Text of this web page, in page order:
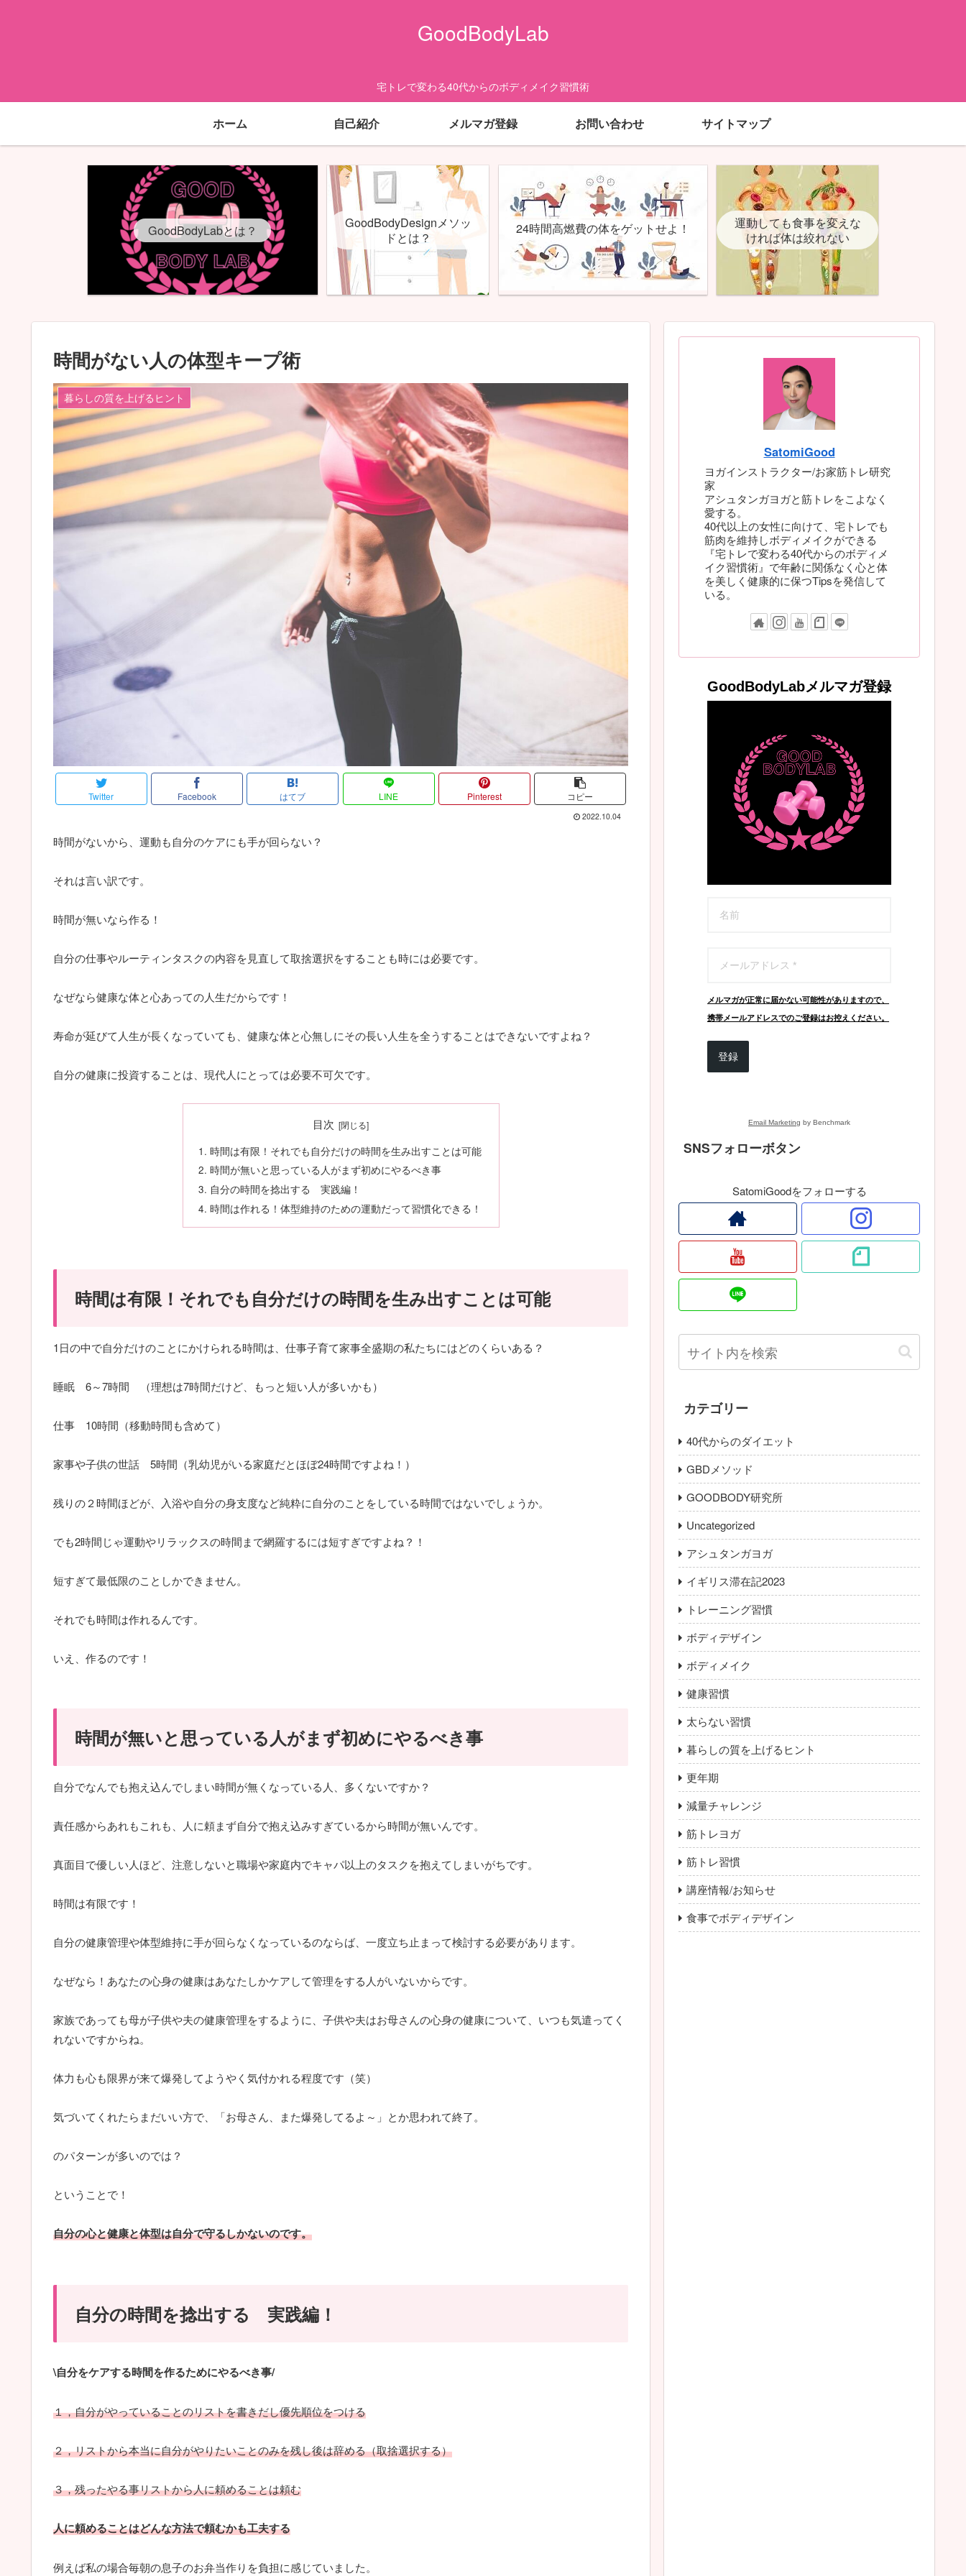
GoodBodyLab
宅トレで変わる40代からのボディメイク習慣術
ホーム 自己紹介 メルマガ登録 お問い合わせ サイトマップ
GoodBodyLabとは？
GoodBodyDesignメソッ
ドとは？
24時間高燃費の体をゲットせよ！
運動しても食事を変えな
ければ体は絞れない
時間がない人の体型キープ術
暮らしの質を上げるヒント
Twitter Facebook はてブ LINE Pinterest コピー
2022.10.04
時間がないから、運動も自分のケアにも手が回らない？
それは言い訳です。
時間が無いなら作る！
自分の仕事やルーティンタスクの内容を見直して取捨選択をすることも時には必要です。
なぜなら健康な体と心あっての人生だからです！
寿命が延びて人生が長くなっていても、健康な体と心無しにその長い人生を全うすることはできないですよね？
自分の健康に投資することは、現代人にとっては必要不可欠です。
目次
時間は有限！それでも自分だけの時間を生み出すことは可能
時間が無いと思っている人がまず初めにやるべき事
自分の時間を捻出する 実践編！
時間は作れる！体型維持のための運動だって習慣化できる！
時間は有限！それでも自分だけの時間を生み出すことは可能
1日の中で自分だけのことにかけられる時間は、仕事子育て家事全盛期の私たちにはどのくらいある？
睡眠 6～7時間 （理想は7時間だけど、もっと短い人が多いかも）
仕事 10時間（移動時間も含めて）
家事や子供の世話 5時間（乳幼児がいる家庭だとほぼ24時間ですよね！）
残りの２時間ほどが、入浴や自分の身支度など純粋に自分のことをしている時間ではないでしょうか。
でも2時間じゃ運動やリラックスの時間まで網羅するには短すぎですよね？！
短すぎて最低限のことしかできません。
それでも時間は作れるんです。
いえ、作るのです！
時間が無いと思っている人がまず初めにやるべき事
自分でなんでも抱え込んでしまい時間が無くなっている人、多くないですか？
責任感からあれもこれも、人に頼まず自分で抱え込みすぎているから時間が無いんです。
真面目で優しい人ほど、注意しないと職場や家庭内でキャパ以上のタスクを抱えてしまいがちです。
時間は有限です！
自分の健康管理や体型維持に手が回らなくなっているのならば、一度立ち止まって検討する必要があります。
なぜなら！あなたの心身の健康はあなたしかケアして管理をする人がいないからです。
家族であっても母が子供や夫の健康管理をするように、子供や夫はお母さんの心身の健康について、いつも気遣ってく
れないですからね。
体力も心も限界が来て爆発してようやく気付かれる程度です（笑）
気づいてくれたらまだいい方で、「お母さん、また爆発してるよ～」とか思われて終了。
のパターンが多いのでは？
ということで！
自分の心と健康と体型は自分で守るしかないのです。
自分の時間を捻出する 実践編！
\自分をケアする時間を作るためにやるべき事/
１，自分がやっていることのリストを書きだし優先順位をつける
２，リストから本当に自分がやりたいことのみを残し後は辞める（取捨選択する）
３，残ったやる事リストから人に頼めることは頼む
人に頼めることはどんな方法で頼むかも工夫する
例えば私の場合毎朝の息子のお弁当作りを負担に感じていました。
SatomiGood
ヨガインストラクター/お家筋トレ研究
家
アシュタンガヨガと筋トレをこよなく
愛する。
40代以上の女性に向けて、宅トレでも
筋肉を維持しボディメイクができる
『宅トレで変わる40代からのボディメ
イク習慣術』で年齢に関係なく心と体
を美しく健康的に保つTipsを発信して
いる。
GoodBodyLabメルマガ登録
メルマガが正常に届かない可能性がありますので、
携帯メールアドレスでのご登録はお控えください。
登録
Email Marketing by Benchmark
SNSフォローボタン
SatomiGoodをフォローする
カテゴリー
40代からのダイエット
GBDメソッド
GOODBODY研究所
Uncategorized
アシュタンガヨガ
イギリス滞在記2023
トレーニング習慣
ボディデザイン
ボディメイク
健康習慣
太らない習慣
暮らしの質を上げるヒント
更年期
減量チャレンジ
筋トレヨガ
筋トレ習慣
講座情報/お知らせ
食事でボディデザイン